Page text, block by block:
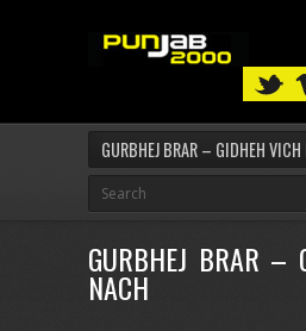
GURBHEJ BRAR – GIDHEH VICH
GURBHEJ BRAR –
NACH